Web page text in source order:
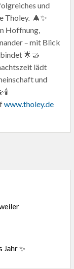
und
Tholey. 🎄✨
Hoffnung,
– mit Blick
🌟🤝
lädt
und
www.tholey.de
Jahr ✨